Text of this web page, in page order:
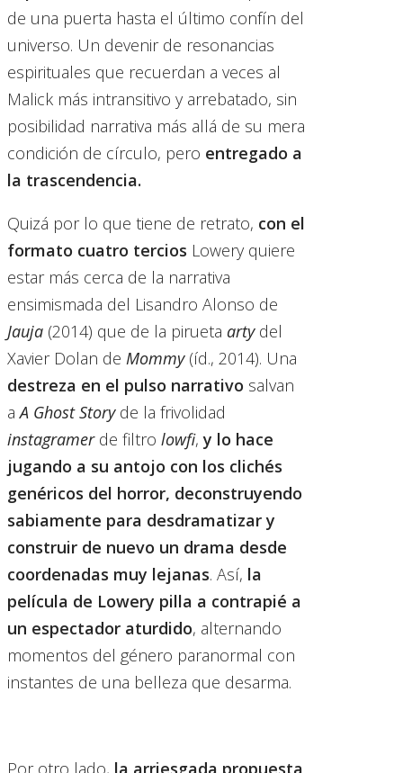
de una puerta hasta el último confín del
universo. Un devenir de resonancias
espirituales que recuerdan a veces al
Malick más intransitivo y arrebatado, sin
posibilidad narrativa más allá de su mera
condición de círculo, pero entregado a
la trascendencia.
Quizá por lo que tiene de retrato, con el
formato cuatro tercios Lowery quiere
estar más cerca de la narrativa
ensimismada del Lisandro Alonso de
Jauja (2014) que de la pirueta arty del
Xavier Dolan de Mommy (íd., 2014). Una
destreza en el pulso narrativo salvan
aA Ghost Storyde la frivolidad
instagramerde filtro lowfi,y lo hace
jugando a su antojo con los clichés
genéricos del horror, deconstruyendo
sabiamente para desdramatizar y
construir de nuevo un drama desde
coordenadas muy lejanas. Así, la
película de Lowery pilla a contrapié a
un espectador aturdido, alternando
momentos del género paranormal con
instantes de una belleza que desarma.
Por otro lado, la arriesgada propuesta